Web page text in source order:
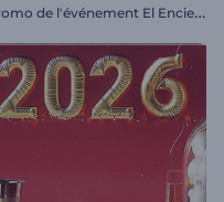
P
romo de l'événement El Encierro